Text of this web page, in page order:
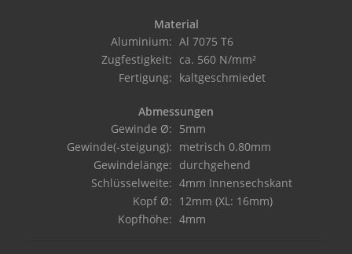
Material
Aluminium: Al 7075 T6
Zugfestigkeit: ca. 560 N/mm²
Fertigung: kaltgeschmiedet
Abmessungen
Gewinde Ø: 5mm
Gewinde(-steigung): metrisch 0.80mm
Gewindelänge: durchgehend
Schlüsselweite: 4mm Innensechskant
Kopf Ø: 12mm (XL: 16mm)
Kopfhöhe: 4mm